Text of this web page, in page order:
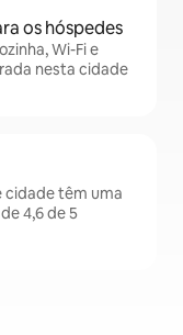
os hóspedes
Wi-Fi e
nesta cidade
cidade têm uma
4,6 de 5